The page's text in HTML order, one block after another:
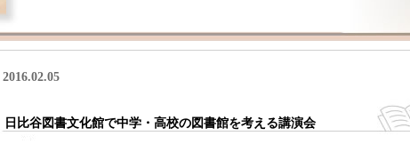
2016.02.05
日比谷図書文化館で中学・高校の図書館を考える講演会